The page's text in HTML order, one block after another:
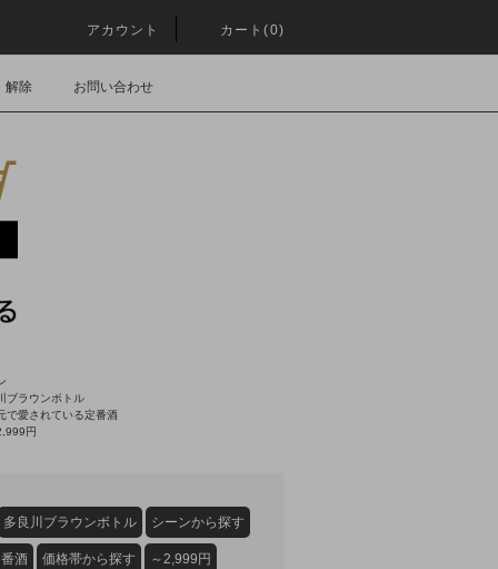
アカウント カート(0)
解除 お問い合わせ
ブラウンボトル
で愛されている定番酒
円
多良川ブラウンボトル シーンから探す
酒 価格帯から探す ～2,999円